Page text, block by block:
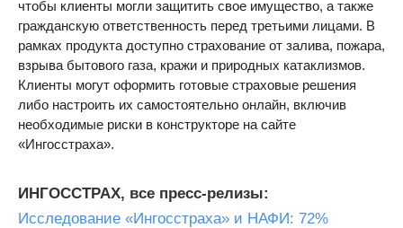
чтобы клиенты могли защитить свое имущество, а также
гражданскую ответственность перед третьими лицами. В
рамках продукта доступно страхование от залива, пожара,
взрыва бытового газа, кражи и природных катаклизмов.
Клиенты могут оформить готовые страховые решения
либо настроить их самостоятельно онлайн, включив
необходимые риски в конструкторе на сайте
«Ингосстраха».
ИНГОССТРАХ, все пресс-релизы:
Исследование «Ингосстраха» и НАФИ: 72%